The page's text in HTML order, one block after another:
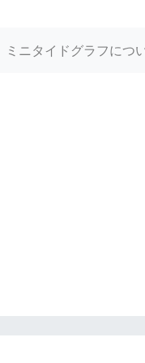
ミニタイドグラフにつ